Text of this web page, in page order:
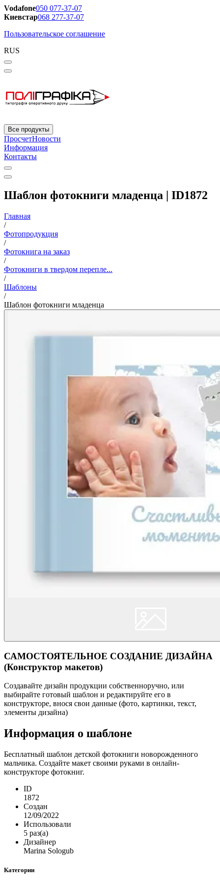
Vodafone050 077-37-07
Киевстар068 277-37-07
Пользовательское соглашение
RUS
Все продукты
ПросчетНовости
Информация
Контакты
Шаблон фотокниги младенца | ID1872
Главная
/
Фотопродукция
/
Фотокнига на заказ
/
Фотокниги в твердом перепле...
/
Шаблоны
/
Шаблон фотокниги младенца
САМОСТОЯТЕЛЬНОЕ СОЗДАНИЕ ДИЗАЙНА
(Конструктор макетов)
Создавайте дизайн продукции собственноручно, или
выбирайте готовый шаблон и редактируйте его в
конструкторе, внося свои данные (фото, картинки, текст,
элементы дизайна)
Информация о шаблоне
Бесплатный шаблон детской фотокниги новорожденного
мальчика. Создайте макет своими руками в онлайн-
конструкторе фотокниг.
ID
1872
Создан
12/09/2022
Использовали
5 раз(а)
Дизайнер
Marina Sologub
Категории